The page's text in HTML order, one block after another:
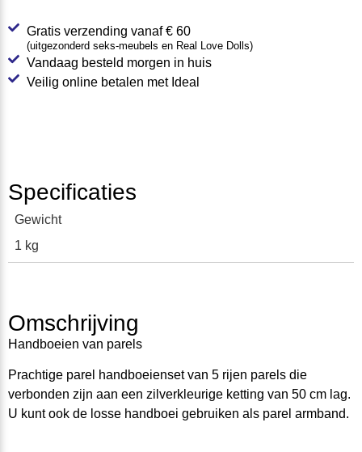
Gratis verzending vanaf € 60
(uitgezonderd seks-meubels en Real Love Dolls)
Vandaag besteld morgen in huis
Veilig online betalen met Ideal
Specificaties
Gewicht
1 kg
Omschrijving
Handboeien van parels
Prachtige parel handboeienset van 5 rijen parels die
verbonden zijn aan een zilverkleurige ketting van 50 cm lag.
U kunt ook de losse handboei gebruiken als parel armband.